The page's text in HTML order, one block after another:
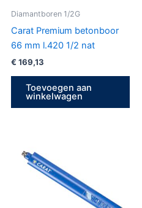
Diamantboren 1/2G
Carat Premium betonboor
66 mm l.420 1/2 nat
€ 169,13
Toevoegen aan
winkelwagen